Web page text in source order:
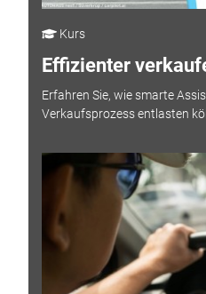
Kurs
Effizienter
Erfahren Sie, wie smarte
Verkaufsprozess entlasten